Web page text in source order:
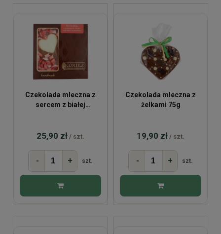
Czekolada mleczna z
sercem z białej
25,90 zł / szt.
- + szt.
Czekolada mleczna z
żelkami 75g
19,90 zł / szt.
- + szt.